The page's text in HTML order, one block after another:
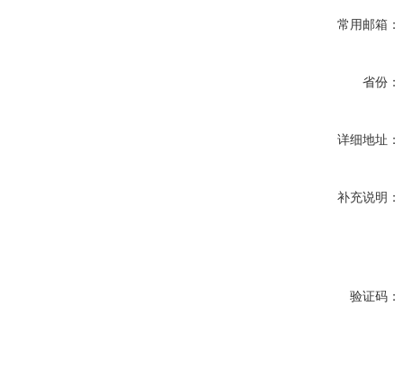
常用邮箱：
省份：
详细地址：
补充说明：
验证码：